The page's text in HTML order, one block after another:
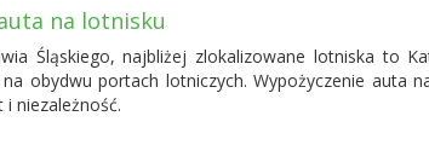
na lotnisku
Śląskiego, najbliżej zlokalizowane lotniska to
na obydwu portach lotniczych. Wypożyczenie auta
niezależność.